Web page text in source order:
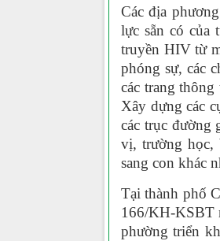
Các địa
lực sẵn có của
truyền HIV từ
phóng sự, các
các trang
Xây dựng các
các trục đường
vị, trường học,
sang con khác
Tại thành phố
166/KH-KSBT
phường triển